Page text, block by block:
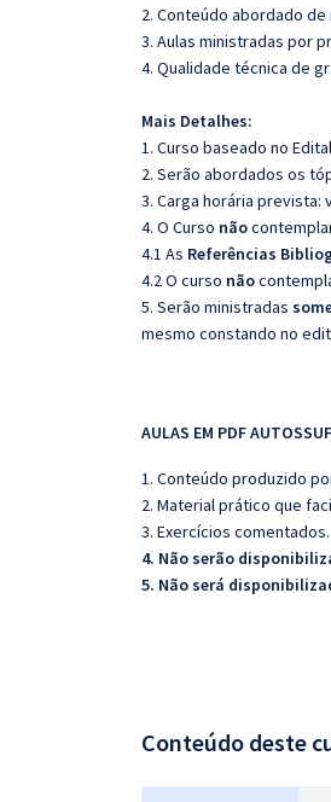
2. Conteúdo abordado
3. Aulas ministradas por
4. Qualidade técnica de
Mais Detalhes:
1. Curso baseado no
2. Serão abordados os
3. Carga horária prevista:
4. O Curso não
4.1 As Referências
4.2 O curso não
5. Serão ministradas
mesmo constando no
AULAS EM PDF
1. Conteúdo produzido
2. Material prático que
3. Exercícios comentados.
4. Não serão
5. Não será
Conteúdo deste